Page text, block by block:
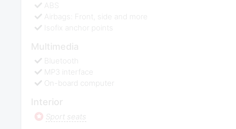
Airbags: Front, side and more
Isofix anchor points
Bluetooth
MP3 interface
On-board computer
Interior
Sport seats